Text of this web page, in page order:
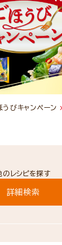
びキャンペーン
のレシピを探す
詳細検索